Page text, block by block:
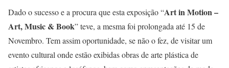
Dado o sucesso e a procura que esta exposição “Art in Motion –
Art, Music & Book” teve, a mesma foi prolongada até 15 de
Novembro. Tem assim oportunidade, se não o fez, de visitar um
evento cultural onde estão exibidas obras de arte plástica de